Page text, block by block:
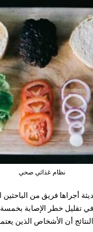
نظام غذائي صحي
أجراها فريق من الباحثين
تقليل خطر الإصابة
أن الأشخاص الذين